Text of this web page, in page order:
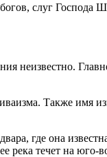
слуг
неизвестно.
Также имя
где она
течет на юго-